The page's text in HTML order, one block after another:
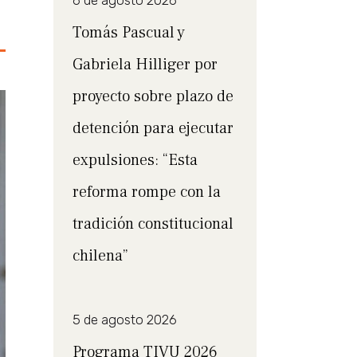
Tomás Pascual y
Gabriela Hilliger por
proyecto sobre plazo de
detención para ejecutar
expulsiones: “Esta
reforma rompe con la
tradición constitucional
chilena”
5 de agosto 2026
Programa TIVU 2026